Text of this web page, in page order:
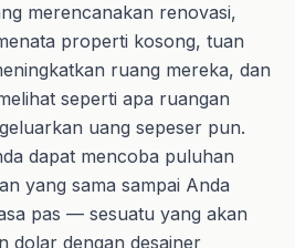
merencanakan renovasi,
properti kosong, tuan
ruang mereka, dan
seperti apa ruangan
uang sepeser pun.
dapat mencoba puluhan
yang sama sampai Anda
pas — sesuatu yang akan
dolar dengan desainer